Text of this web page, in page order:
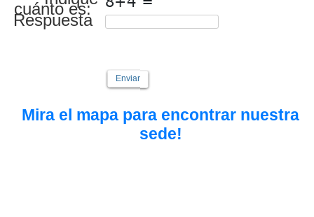
cuánto es:
Respuesta
Enviar
Mira el mapa para encontrar nuestra
sede!